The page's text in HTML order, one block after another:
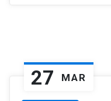
27 MAR